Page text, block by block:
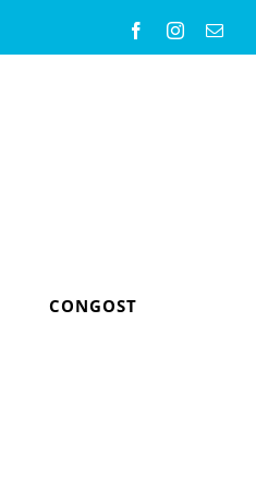
FacebookInstagram
CONGOST